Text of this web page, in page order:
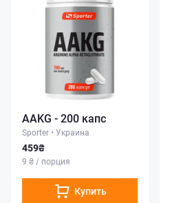
AAKG - 200 капс
Sporter • Украина
459₴
9 ₴ / порция
Купить